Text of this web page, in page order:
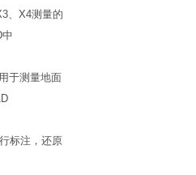
、X4测量的
于测量地面
标注，还原